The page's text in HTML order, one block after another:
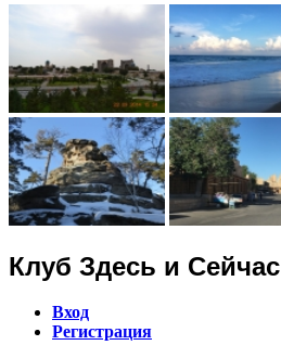
Клуб Здесь и Сейчас
Вход
Регистрация